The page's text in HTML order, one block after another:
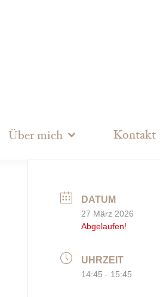
Über mich Kontakt
DATUM
27 März 2026
Abgelaufen!
UHRZEIT
14:45 - 15:45